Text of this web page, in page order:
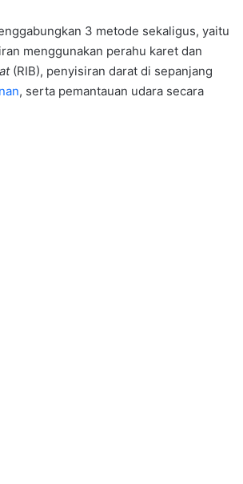
3 metode sekaligus, yaitu
menggunakan perahu karet dan
(RIB), penyisiran darat di sepanjang
, serta pemantauan udara secara